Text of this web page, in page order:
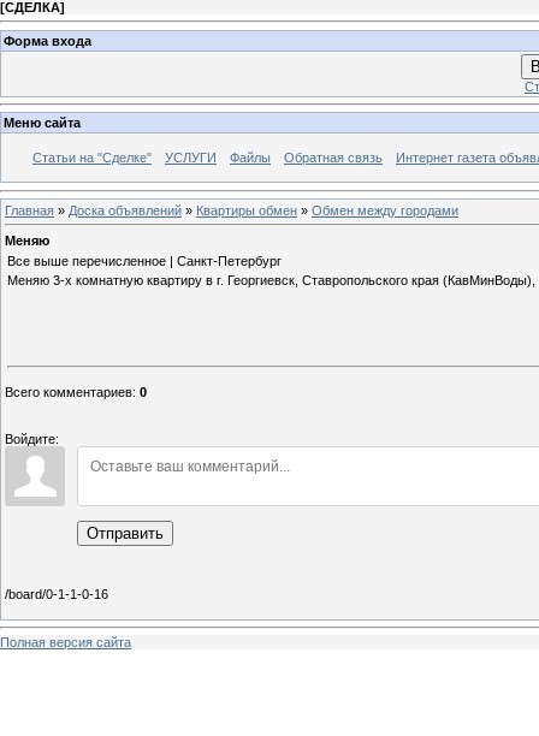
[СДЕЛКА]
Форма входа
Меню сайта
Статьи на "Сделке" УСЛУГИ Файлы Обратная связь Интернет газета
Главная » Доска объявлений » Квартиры обмен » Обмен между городами
Меняю
Все выше перечисленное | Санкт-Петербург
Меняю 3-х комнатную квартиру в г. Георгиевск, Ставропольского края
Всего комментариев: 0
Войдите:
Отправить
/board/0-1-1-0-16
Полная версия сайта